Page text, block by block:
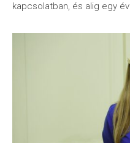
kapcsolatban, és alig egy